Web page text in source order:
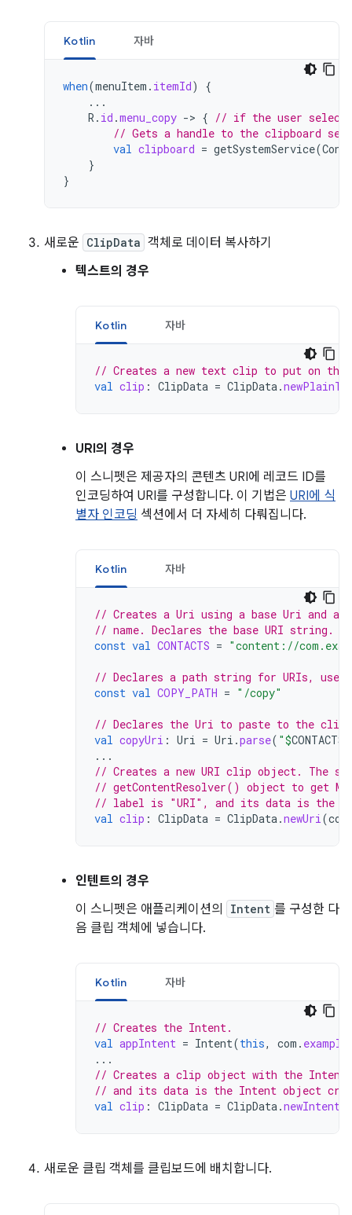
Kotlin 자바
when(menuItem . itemId)
{
...
R . id .menu_copy -> { // if the user selects
// Gets a handle to the clipboard
val clipboard = getSystemService(
}
}
새로운 ClipData 객체로 데이터 복사하기
텍스트의 경우
Kotlin 자바
// Creates a new text clip to put on the
val clip : ClipData = ClipData.
URI의 경우
이 스니펫은 제공자의 콘텐츠 URI에 레코드 ID를
인코딩하여 URI를 구성합니다. 이 기법은 URI에 식
별자 인코딩 섹션에서 더 자세히 다뤄집니다.
Kotlin 자바
// Creates a Uri using a base Uri and a
// name. Declares the base URI string.
const val CONTACTS = "content://
// Declares a path string for URIs, used
const val COPY_PATH = "/copy"
// Declares the Uri to paste to the
val copyUri : Uri = Uri .parse( "$CONTACTS
...
// Creates a new URI clip object. The
// getContentResolver() object to get
// label is "URI", and its data is the
val clip : ClipData = ClipData.newUri(
인텐트의 경우
이 스니펫은 애플리케이션의
Intent 를 구성한 다
음 클립 객체에 넣습니다.
Kotlin 자바
// Creates the Intent.
val appIntent = Intent(this, com . example
...
// Creates a clip object with the
// and its data is the Intent object
val clip : ClipData = ClipData.newIntent
새로운 클립 객체를 클립보드에 배치합니다.